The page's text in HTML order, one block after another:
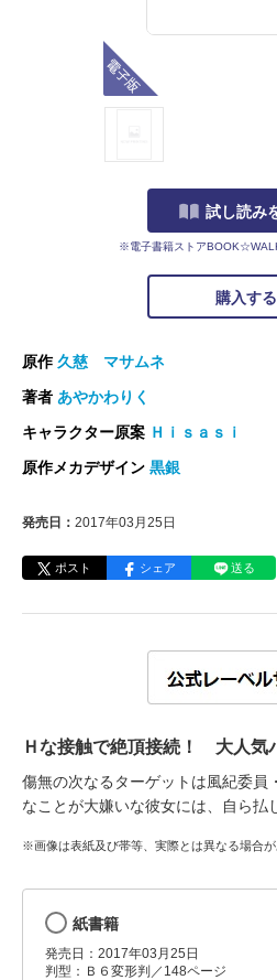
試し読み
※電子書籍ストア
購入する
原作久慈 マサムネ
著者 あやかわりく
キャラクター原案 Ｈｉｓａｓｉ
原作メカデザイン 黒銀
発売日： 2017年03月25日
ポスト シェア 送る
Ｈな接触で絶頂接続！ 大人気
傷無の次なるターゲットは風紀委員
なことが大嫌いな彼女には、自ら払
※画像は表紙及び帯等、実際とは異なる場合が
紙書籍
発売日：2017年03月25日
判型：Ｂ６変形判／148ページ